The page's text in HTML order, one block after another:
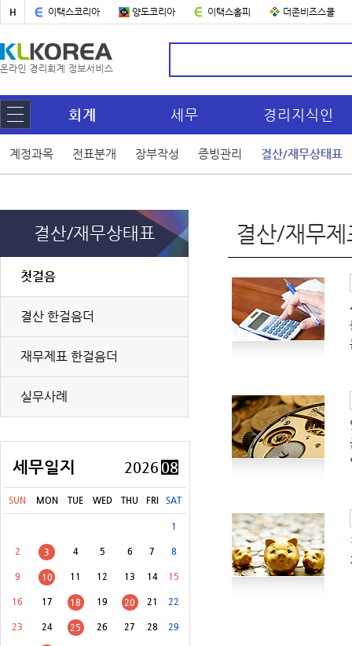
H 이택스코리아 양도코리아 이택스홈피 더존비즈스쿨
회계 세무 경리지식인
계정과목 전표분개 장부작성 증빙관리 결산/재무상태표
결산/재무상태표
첫걸음
결산 한걸음더
재무제표 한걸음더
실무사례
세무일지 2026 08
SUN MON TUE WED THU FRI SAT
1
2 3 4 5 6 7 8
9 10 11 12 13 14 15
16 17 18 19 20 21 22
23 24 25 26 27 28 29
[8월 31일(월)]
[8월 31일(월)] 교육세(금융·보험업자) 중간예납
결산/재무